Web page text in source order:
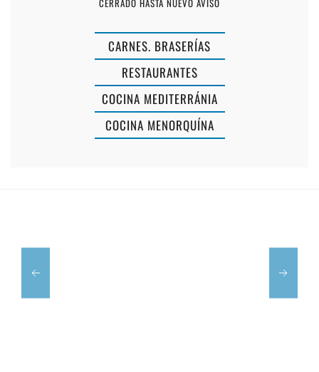
CARNES. BRASERÍAS
RESTAURANTES
COCINA MEDITERRÁNIA
COCINA MENORQUÍNA
RESTAURANTE